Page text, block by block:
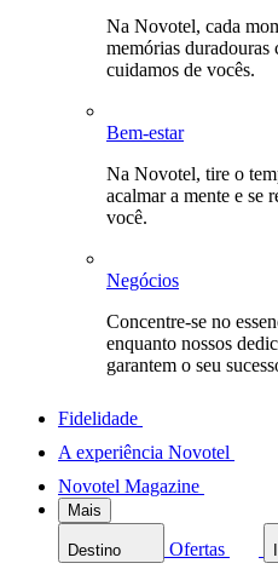
Na Novotel, cada
memórias
cuidamos de vocês.
Bem-estar
Na Novotel, tire o
acalmar a mente e se
você.
Negócios
Concentre-se no
enquanto nossos
garantem o seu
Fidelidade
A experiência Novotel
Novotel Magazine
Mais
Destino Ofertas